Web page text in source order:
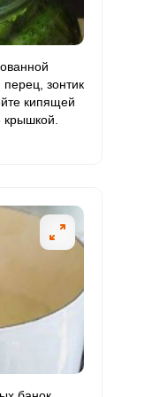
зонтик
кипящей
крышкой.